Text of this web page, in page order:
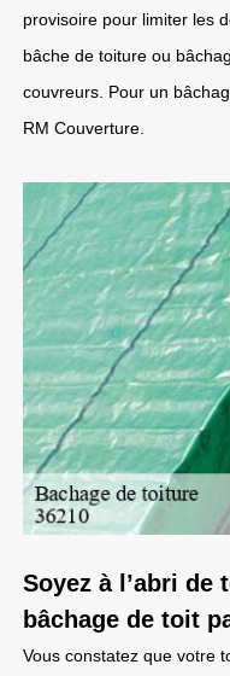
provisoire pour limiter les
bâche de toiture ou
couvreurs. Pour un
RM Couverture.
Soyez à l’abri
bâchage de toit
Vous constatez que votre